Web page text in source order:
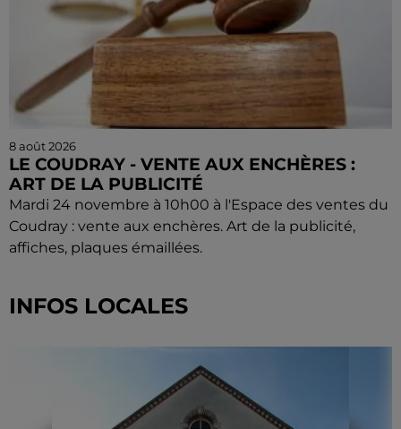
8 août 2026
LE COUDRAY - VENTE AUX ENCHÈRES :
ART DE LA PUBLICITÉ
Mardi 24 novembre à 10h00 à l'Espace des ventes du
Coudray : vente aux enchères. Art de la publicité,
affiches, plaques émaillées.
INFOS LOCALES